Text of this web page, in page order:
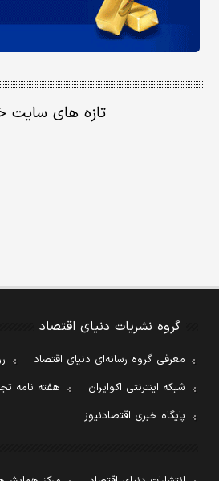
تازه های سایت
گروه نشریات دنیای اقتصاد
معرفی گروه رسانه‌ای دنیای اقتصاد
شبکه اینترنتی اکوایران
هفته نامه
پایگاه خبری اقتصادنیوز